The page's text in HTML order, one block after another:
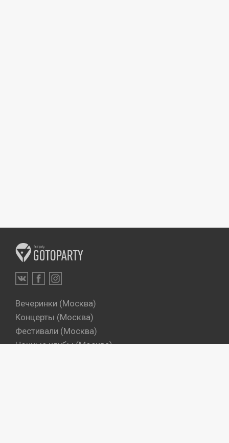
Вечеринки (Москва)
Концерты (Москва)
Фестивали (Москва)
Ночные клубы (Москва)